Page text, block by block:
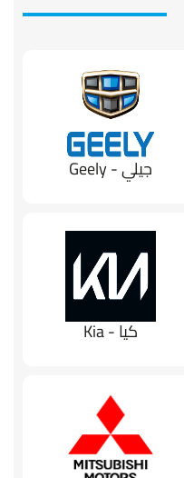
جيلي - Geely
كيا - Kia